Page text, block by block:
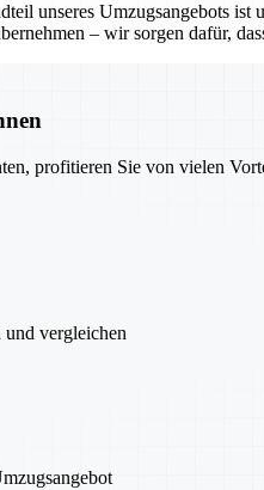
unseres Umzugsangebots
– wir sorgen dafür,
profitieren Sie von vielen
vergleichen